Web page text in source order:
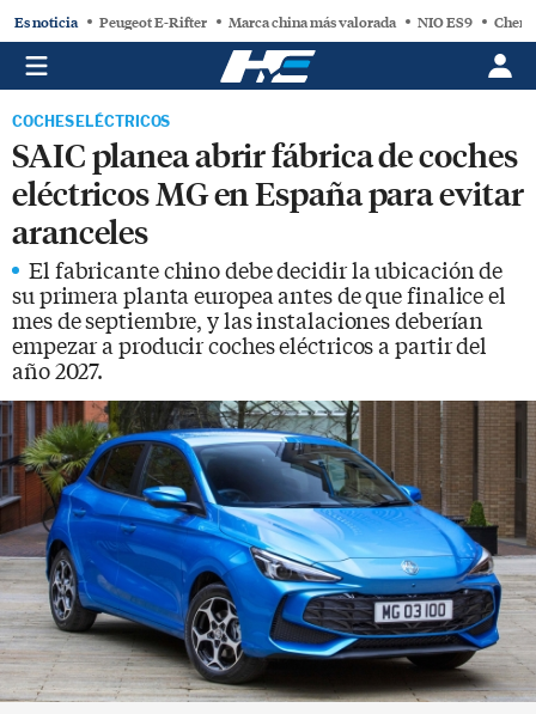
Es noticia Peugeot E-Rifter Marca china más valorada NIO ES9 Chery
COCHES ELÉCTRICOS
SAIC planea abrir fábrica de coches
eléctricos MG en España para evitar
aranceles
El fabricante chino debe decidir la ubicación de
su primera planta europea antes de que finalice el
mes de septiembre, y las instalaciones deberían
empezar a producir coches eléctricos a partir del
año 2027.